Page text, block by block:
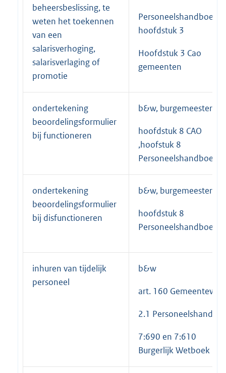
beheersbeslissing, te
weten het toekennen
van een
salarisverhoging,
salarisverlaging of
promotie
Personeelshandboek
hoofdstuk 3
Hoofdstuk 3 Cao
gemeenten
ondertekening
beoordelingsformulier
bij functioneren
b&w, burgemeester
hoofdstuk 8 CAO
,hoofstuk 8
Personeelshandboek
ondertekening
beoordelingsformulier
bij disfunctioneren
b&w, burgemeester
hoofdstuk 8
Personeelshandboek
inhuren van tijdelijk
personeel
b&w
art. 160 Gemeentewet
2.1
7:690 en 7:610
Burgerlijk Wetboek